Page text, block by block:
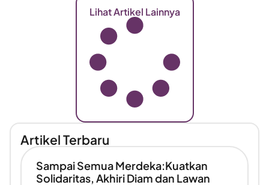
Lihat Artikel Lainnya
Artikel Terbaru
Sampai Semua Merdeka:Kuatkan
Solidaritas, Akhiri Diam dan Lawan